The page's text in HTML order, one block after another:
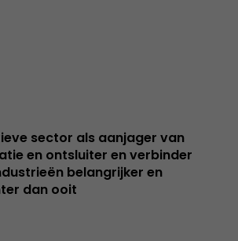
sector als aanjager van
en ontsluiter en verbinder
belangrijker en
dan ooit